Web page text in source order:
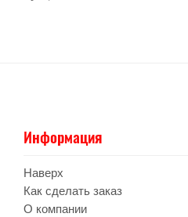
Информация
Наверх
Как сделать заказ
О компании